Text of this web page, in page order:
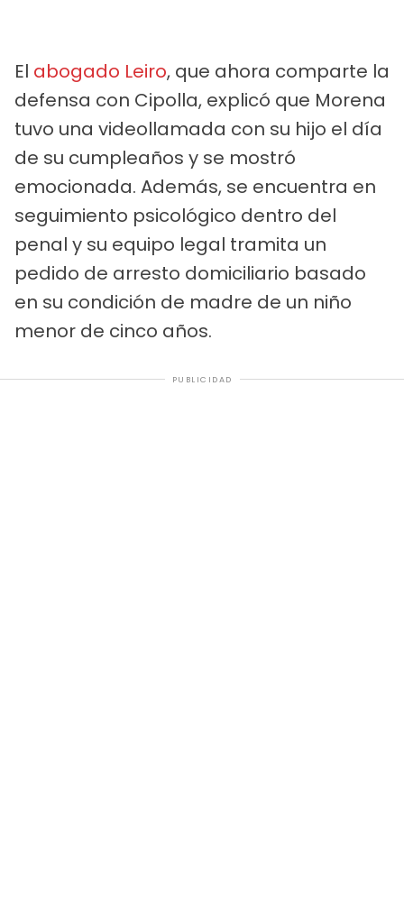
El abogado Leiro, que ahora comparte la
defensa con Cipolla, explicó que Morena
tuvo una videollamada con su hijo el día
de su cumpleaños y se mostró
emocionada. Además, se encuentra en
seguimiento psicológico dentro del
penal y su equipo legal tramita un
pedido de arresto domiciliario basado
en su condición de madre de un niño
menor de cinco años.
PUBLICIDAD